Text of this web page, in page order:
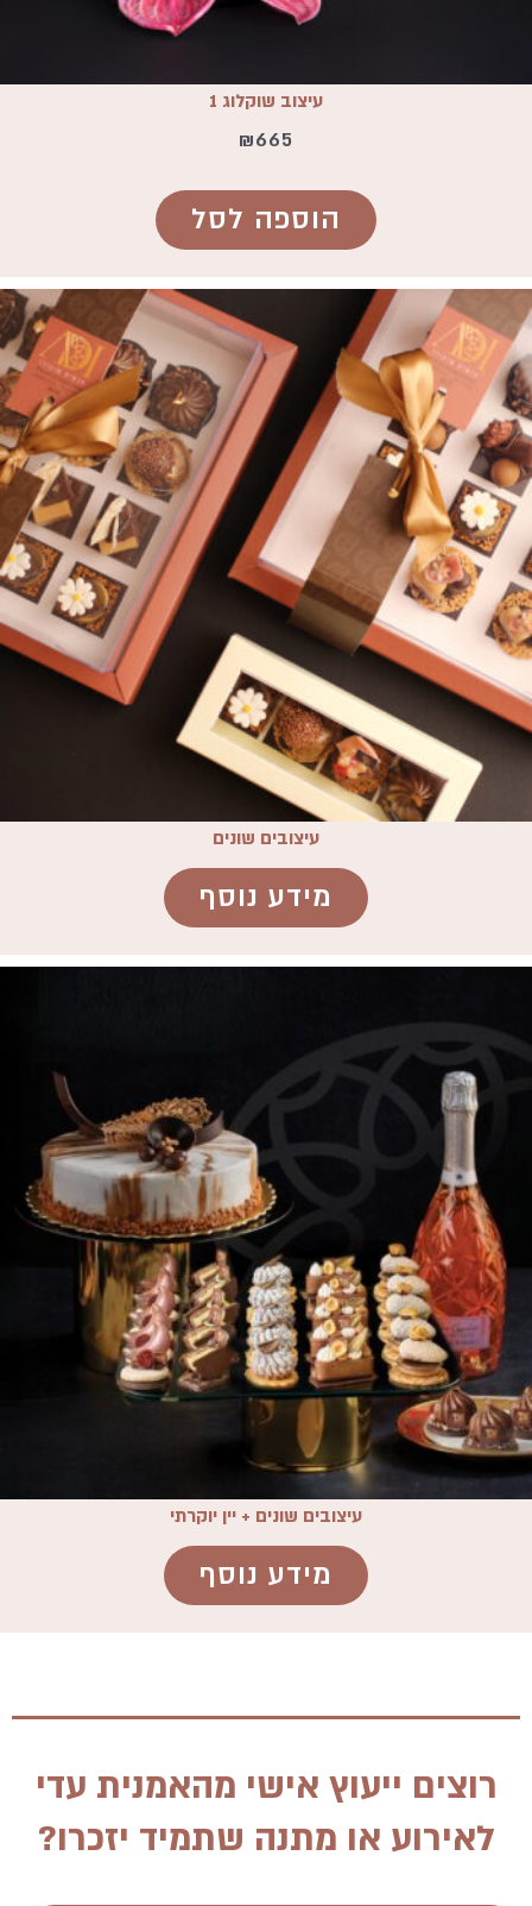
עיצוב שוקלוג 1
₪665
הוספה לסל
עיצובים שונים
מידע נוסף
עיצובים שונים + יין יוקרתי
מידע נוסף
רוצים ייעוץ אישי מהאמנית עדי
לאירוע או מתנה שתמיד יזכרו?